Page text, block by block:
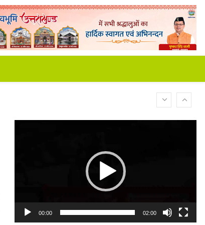
00:00 02:00